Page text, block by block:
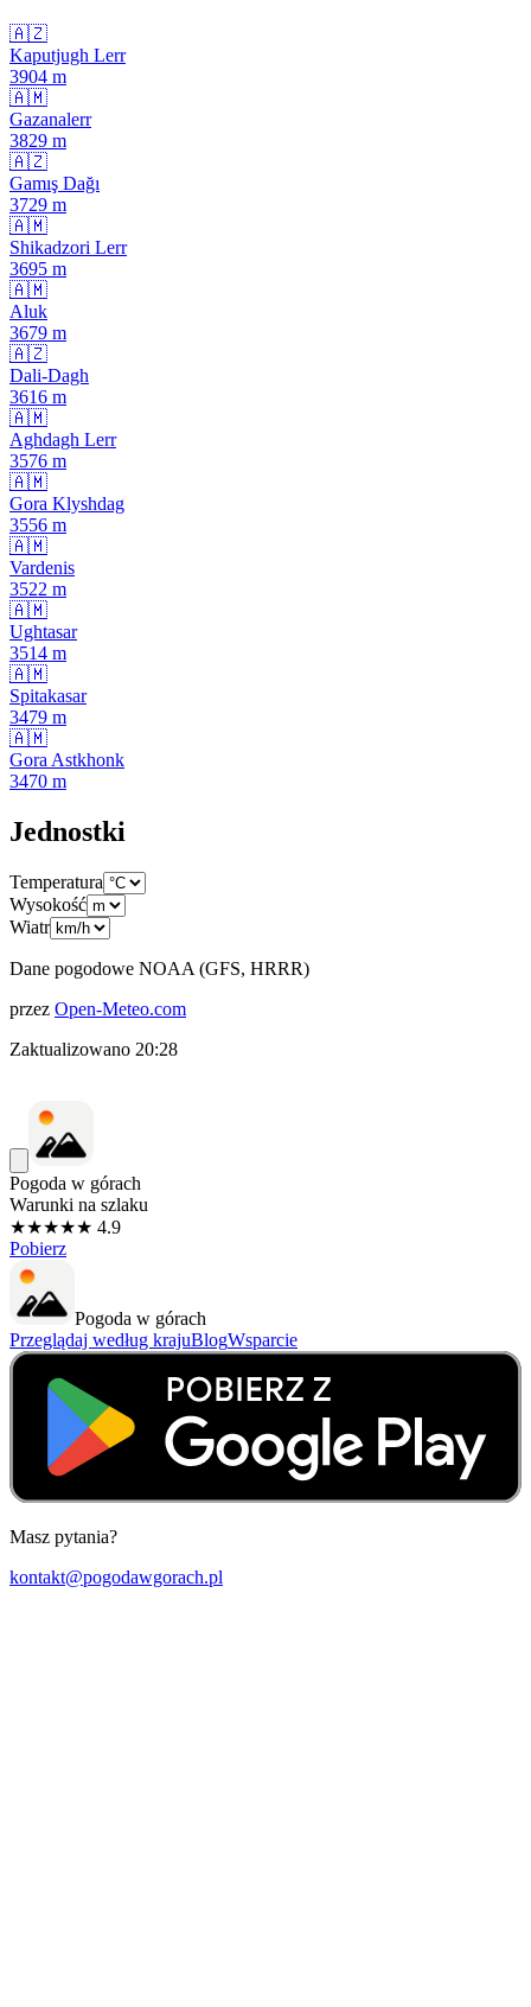
🇦🇿
Kaputjugh Lerr
3904 m
🇦🇲
Gazanalerr
3829 m
🇦🇿
Gamış Dağı
3729 m
🇦🇲
Shikadzori Lerr
3695 m
🇦🇲
Aluk
3679 m
🇦🇿
Dali-Dagh
3616 m
🇦🇲
Aghdagh Lerr
3576 m
🇦🇲
Gora Klyshdag
3556 m
🇦🇲
Vardenis
3522 m
🇦🇲
Ughtasar
3514 m
🇦🇲
Spitakasar
3479 m
🇦🇲
Gora Astkhonk
3470 m
Jednostki
Temperatura
Wysokość
Wiatr
Dane pogodowe NOAA (GFS, HRRR)
przez Open-Meteo.com
Zaktualizowano 20:28
Pogoda w górach
Warunki na szlaku
★★★★★ 4.9
Pobierz
Pogoda w górach
Przeglądaj według krajuBlogWsparcie
Masz pytania?
kontakt@pogodawgorach.pl